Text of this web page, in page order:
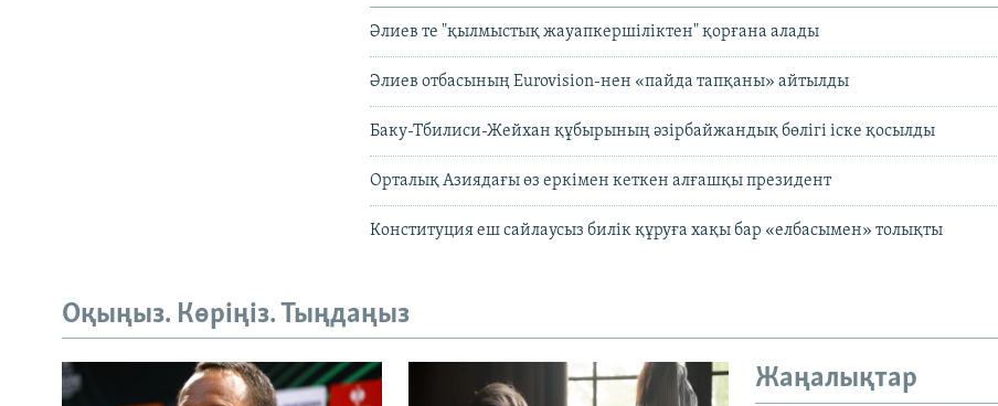
Әлиев те "қылмыстық жауапкершіліктен" қорғана алады
Әлиев отбасының Eurovision-нен «пайда тапқаны» айтылды
Баку-Тбилиси-Жейхан құбырының әзірбайжандық бөлігі іске қосылды
Орталық Азиядағы өз еркімен кеткен алғашқы президент
Конституция еш сайлаусыз билік құруға хақы бар «елбасымен» толықты
Оқыңыз. Көріңіз. Тыңдаңыз
Жаңалықтар